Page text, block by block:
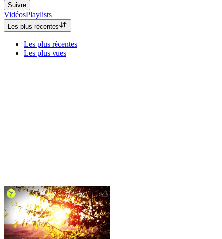
Suivre
VidéosPlaylists
Les plus récentes
Les plus récentes
Les plus vues